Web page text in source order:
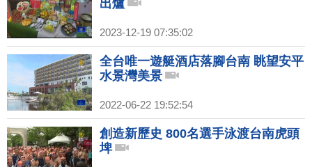
出爐
2023-12-19 07:35:02
全台唯一遊艇酒店落腳台南 眺望安平
水景灣美景
2022-06-22 19:52:54
創造新歷史 800名選手泳渡台南虎頭
埤